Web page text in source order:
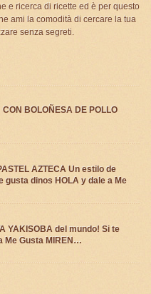
e ricerca di ricette ed è per questo
ami la comodità di cercare la tua
senza segreti.
BOLOÑESA DE POLLO
AZTECA Un estilo de
gusta dinos HOLA y dale a Me
YAKISOBA del mundo! Si te
Me Gusta MIREN…